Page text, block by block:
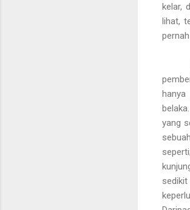
kelar,
lihat,
hanya
yang